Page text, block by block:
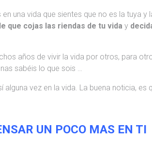
una vida que sientes que no es la tuya y
que cojas las riendas de tu vida y
años de vivir la vida por otros, para
sabéis lo que sois …
vez en la vida. La buena noticia, es
UN POCO MAS EN TI